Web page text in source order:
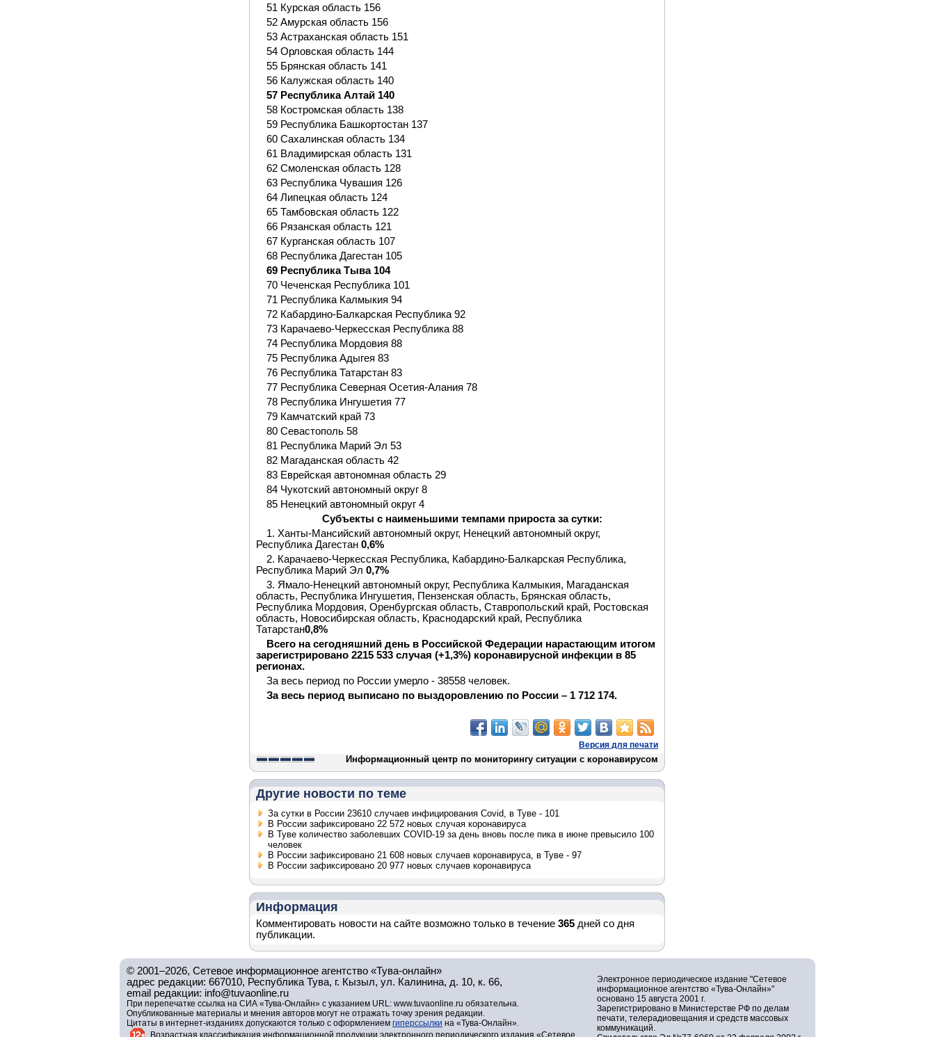
51 Курская область 156
52 Амурская область 156
53 Астраханская область 151
54 Орловская область 144
55 Брянская область 141
56 Калужская область 140
57 Республика Алтай 140
58 Костромская область 138
59 Республика Башкортостан 137
60 Сахалинская область 134
61 Владимирская область 131
62 Смоленская область 128
63 Республика Чувашия 126
64 Липецкая область 124
65 Тамбовская область 122
66 Рязанская область 121
67 Курганская область 107
68 Республика Дагестан 105
69 Республика Тыва 104
70 Чеченская Республика 101
71 Республика Калмыкия 94
72 Кабардино-Балкарская Республика 92
73 Карачаево-Черкесская Республика 88
74 Республика Мордовия 88
75 Республика Адыгея 83
76 Республика Татарстан 83
77 Республика Северная Осетия-Алания 78
78 Республика Ингушетия 77
79 Камчатский край 73
80 Севастополь 58
81 Республика Марий Эл 53
82 Магаданская область 42
83 Еврейская автономная область 29
84 Чукотский автономный округ 8
85 Ненецкий автономный округ 4
Субъекты с наименьшими темпами прироста за сутки:
1. Ханты-Мансийский автономный округ, Ненецкий автономный округ,
Республика Дагестан 0,6%
2. Карачаево-Черкесская Республика, Кабардино-Балкарская Республика,
Республика Марий Эл 0,7%
3. Ямало-Ненецкий автономный округ, Республика Калмыкия, Магаданская
область, Республика Ингушетия, Пензенская область, Брянская область,
Республика Мордовия, Оренбургская область, Ставропольский край, Ростовская
область, Новосибирская область, Краснодарский край, Республика
Татарстан0,8%
Всего на сегодняшний день в Российской Федерации нарастающим итогом
зарегистрировано 2215 533 случая (+1,3%) коронавирусной инфекции в 85
регионах.
За весь период по России умерло - 38558 человек.
За весь период выписано по выздоровлению по России – 1 712 174.
Версия для печати
Информационный центр по мониторингу ситуации с коронавирусом
Другие новости по теме
За сутки в России 23610 случаев инфицирования Covid, в Туве - 101
В России зафиксировано 22 572 новых случая коронавируса
В Туве количество заболевших COVID-19 за день вновь после пика в июне превысило 100
человек
В России зафиксировано 21 608 новых случаев коронавируса, в Туве - 97
В России зафиксировано 20 977 новых случаев коронавируса
Информация
Комментировать новости на сайте возможно только в течение 365 дней со дня
публикации.
© 2001–2026, Сетевое информационное агентство «Тува-онлайн»
адрес редакции: 667010, Республика Тува, г. Кызыл, ул. Калинина, д. 10, к. 66,
email редакции: info@tuvaonline.ru
При перепечатке ссылка на СИА «Тува-Онлайн» с указанием URL: www.tuvaonline.ru обязательна.
Опубликованные материалы и мнения авторов могут не отражать точку зрения редакции.
Цитаты в интернет-изданиях допускаются только с оформлением гиперссылки на «Тува-Онлайн».
Возрастная классификация информационной продукции электронного периодического издания «Сетевое
Электронное периодическое издание "Сетевое
информационное агентство «Тува-Онлайн»"
основано 15 августа 2001 г.
Зарегистрировано в Министерстве РФ по делам
печати, телерадиовещания и средств массовых
коммуникаций.